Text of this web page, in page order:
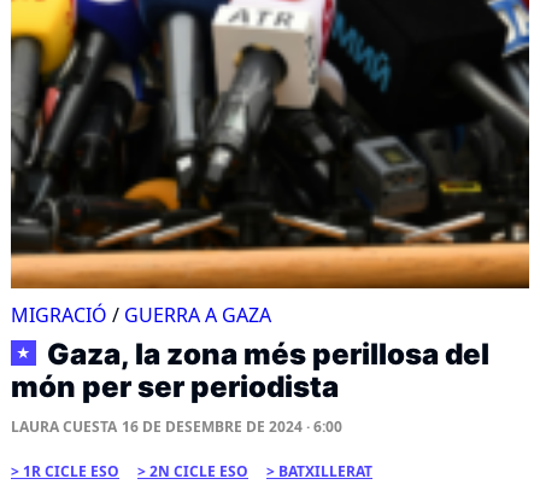
MIGRACIÓ / GUERRA A GAZA
★
Gaza, la zona més perillosa del
món per ser periodista
LAURA CUESTA 16 DE DESEMBRE DE 2024 · 6:00
1R CICLE ESO 2N CICLE ESO BATXILLERAT